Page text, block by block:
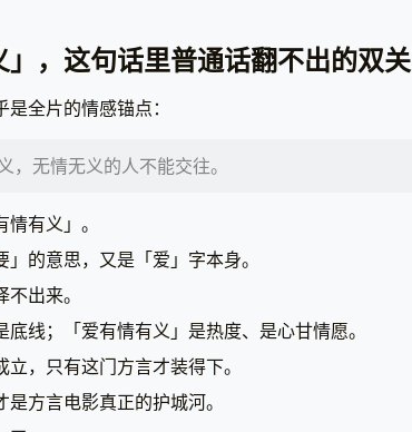
」，这句话里普通话翻不出的双关
全片的情感锚点：
，无情无义的人不能交往。
有义」。
」的意思，又是「爱」字本身。
出来。
底线；「爱有情有义」是热度、是心甘情愿。
，只有这门方言才装得下。
方言电影真正的护城河。